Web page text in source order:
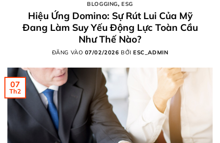
BLOGGING, ESG
Hiệu Ứng Domino: Sự Rút Lui Của Mỹ
Đang Làm Suy Yếu Động Lực Toàn Cầu
Như Thế Nào?
ĐĂNG VÀO 07/02/2026 BỞIESC_ADMIN
07
Th2